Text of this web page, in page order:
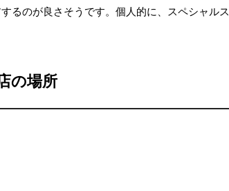
るのが良さそうです。個人的に、スペシャルス
の場所